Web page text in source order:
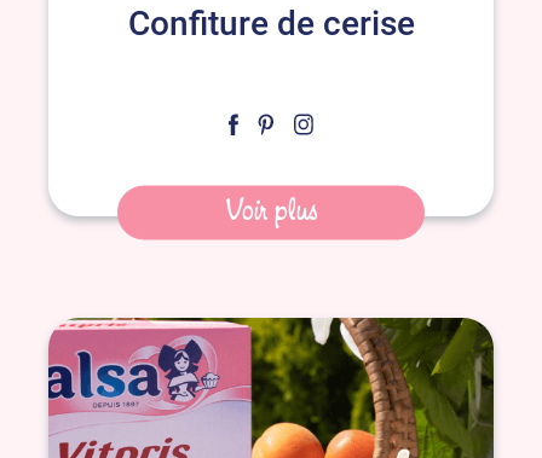
Confiture de cerise
Voir plus